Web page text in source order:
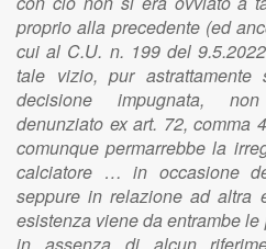
proprio alla precedente (ed
cui al C.U. n. 199 del
tale vizio, pur
decisione impugnata,
denunziato ex art. 72, comma
comunque permarrebbe la
calciatore … in occasione
seppure in relazione ad altra
esistenza viene da entrambe